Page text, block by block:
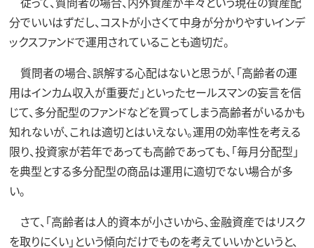
分でいいはずだし、コストが小さくて中身が分かりやすいインデ
ックスファンドで運用されていることも適切だ。
質問者の場合、誤解する心配はないと思うが、「高齢者の運
用はインカム収入が重要だ」といったセールスマンの妄言を信
じて、多分配型のファンドなどを買ってしまう高齢者がいるかも
知れないが、これは適切とはいえない。運用の効率性を考える
限り、投資家が若年であっても高齢であっても、「毎月分配型」
を典型とする多分配型の商品は運用に適切でない場合が多
い。
さて、「高齢者は人的資本が小さいから、金融資産ではリスク
を取りにくい」という傾向だけでものを考えていいかというと、